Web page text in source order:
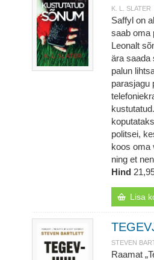
K. L. SLATER
Saffyl on
saab oma
Leonalt
ära saada
palun
parasjagu
politsei,
koos oma
ning et
Hind
Lisa
STEVEN
Raamat